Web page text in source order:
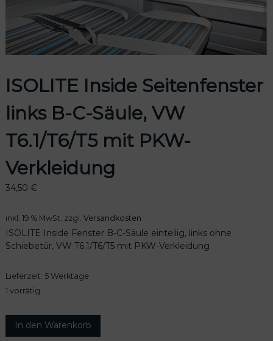
ISOLITE Inside Seitenfenster
links B-C-Säule, VW
T6.1/T6/T5 mit PKW-
Verkleidung
34,50 €
inkl. 19 % MwSt. zzgl. Versandkosten
ISOLITE Inside Fenster B-C-Säule einteilig, links ohne
Schiebetür, VW T6.1/T6/T5 mit PKW-Verkleidung
Lieferzeit: 5 Werktage
1 vorrätig
In den Warenkorb